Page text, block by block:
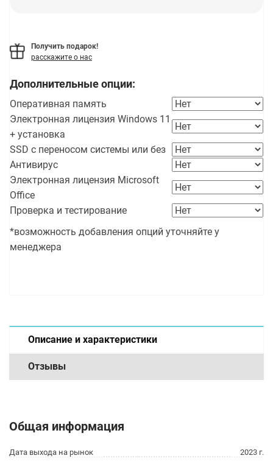
Получить подарок!
расскажите о нас
Дополнительные опции:
Оперативная память
Электронная лицензия Windows 11
+ установка
SSD с переносом системы или без
Антивирус
Электронная лицензия Microsoft
Office
Проверка и тестирование
*возможность добавления опций уточняйте у
менеджера
Описание и характеристики
Отзывы
Общая информация
Дата выхода на рынок
2023 г.